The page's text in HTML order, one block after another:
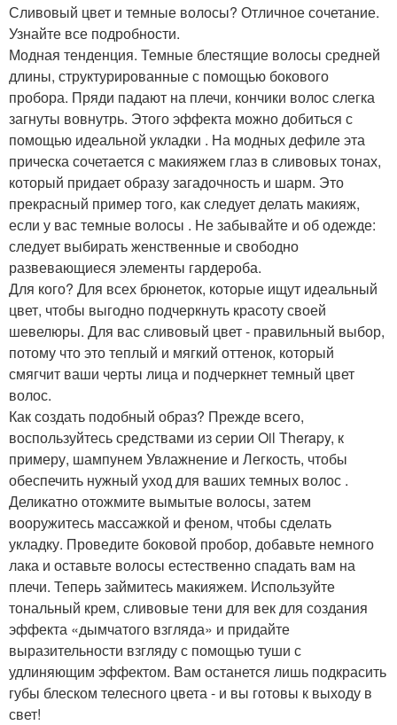
Сливовый цвет и темные волосы? Отличное сочетание.
Узнайте все подробности.
Модная тенденция. Темные блестящие волосы средней
длины, структурированные с помощью бокового
пробора. Пряди падают на плечи, кончики волос слегка
загнуты вовнутрь. Этого эффекта можно добиться с
помощью идеальной укладки . На модных дефиле эта
прическа сочетается с макияжем глаз в сливовых тонах,
который придает образу загадочность и шарм. Это
прекрасный пример того, как следует делать макияж,
если у вас темные волосы . Не забывайте и об одежде:
следует выбирать женственные и свободно
развевающиеся элементы гардероба.
Для кого? Для всех брюнеток, которые ищут идеальный
цвет, чтобы выгодно подчеркнуть красоту своей
шевелюры. Для вас сливовый цвет - правильный выбор,
потому что это теплый и мягкий оттенок, который
смягчит ваши черты лица и подчеркнет темный цвет
волос.
Как создать подобный образ? Прежде всего,
воспользуйтесь средствами из серии Oil Therapy, к
примеру, шампунем Увлажнение и Легкость, чтобы
обеспечить нужный уход для ваших темных волос .
Деликатно отожмите вымытые волосы, затем
вооружитесь массажкой и феном, чтобы сделать
укладку. Проведите боковой пробор, добавьте немного
лака и оставьте волосы естественно спадать вам на
плечи. Теперь займитесь макияжем. Используйте
тональный крем, сливовые тени для век для создания
эффекта «дымчатого взгляда» и придайте
выразительности взгляду с помощью туши с
удлиняющим эффектом. Вам останется лишь подкрасить
губы блеском телесного цвета - и вы готовы к выходу в
свет!